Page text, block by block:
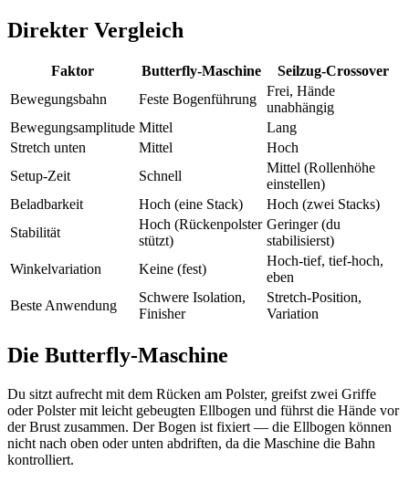
Direkter Vergleich
Faktor Butterfly-Maschine
Seilzug-Crossover
Bewegungsbahn
Feste Bogenführung
Frei, Hände
unabhängig
Bewegungsamplitude Mittel
Lang
Stretch unten
Mittel
Hoch
Setup-Zeit
Schnell
Mittel (Rollenhöhe
einstellen)
Beladbarkeit
Hoch (eine Stack)
Hoch (zwei Stacks)
Stabilität
Hoch (Rückenpolster
stützt)
Geringer (du
stabilisierst)
Winkelvariation
Keine (fest)
Hoch-tief, tief-hoch,
eben
Beste Anwendung
Schwere Isolation,
Finisher
Stretch-Position,
Variation
Die Butterfly-Maschine
Du sitzt aufrecht mit dem Rücken am Polster, greifst zwei Griffe
oder Polster mit leicht gebeugten Ellbogen und führst die Hände vor
der Brust zusammen. Der Bogen ist fixiert — die Ellbogen können
nicht nach oben oder unten abdriften, da die Maschine die Bahn
kontrolliert.